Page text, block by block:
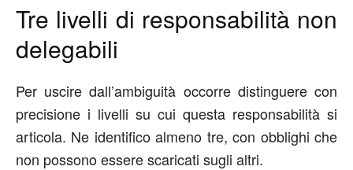
Tre livelli di responsabilità non
delegabili
Per uscire dall’ambiguità occorre distinguere con
precisione i livelli su cui questa responsabilità si
articola. Ne identifico almeno tre, con obblighi che
non possono essere scaricati sugli altri.